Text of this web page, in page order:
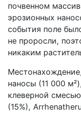
почвенном
эрозионных
события поле
не проросли,
никаким
наносы (11 000
клеверной
(15%),